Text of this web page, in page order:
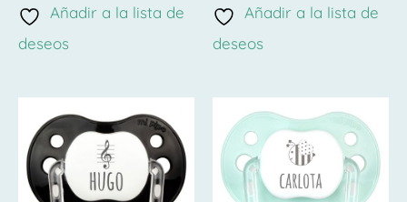
de
5
Añadir a la lista de
deseos
de
5
Añadir a la lista de
deseos